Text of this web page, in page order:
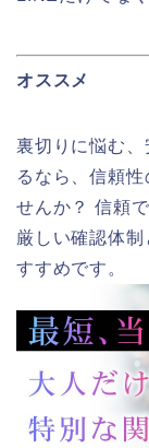
オススメ
裏切りに悩む
るなら、信頼
せんか？ 信頼
厳しい確認体
すすめです。